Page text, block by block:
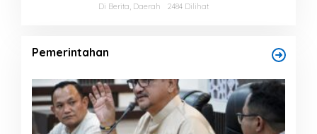
Di Berita, Daerah 2484 Dilihat
Pemerintahan